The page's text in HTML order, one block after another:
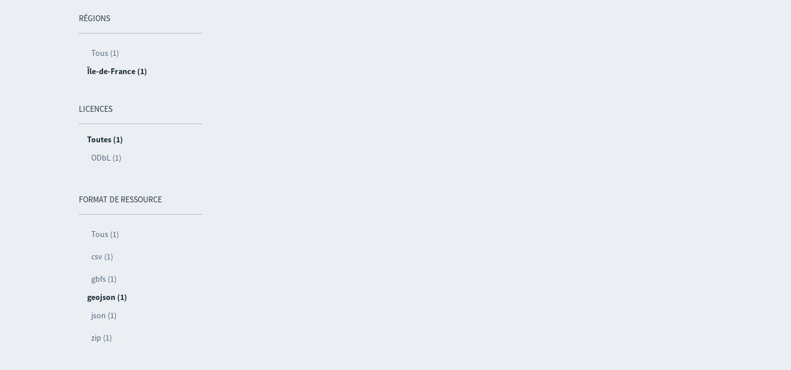
RÉGIONS
Tous (1)
Île-de-France (1)
LICENCES
Toutes (1)
ODbL (1)
FORMAT DE RESSOURCE
Tous (1)
csv (1)
gbfs (1)
geojson (1)
json (1)
zip (1)